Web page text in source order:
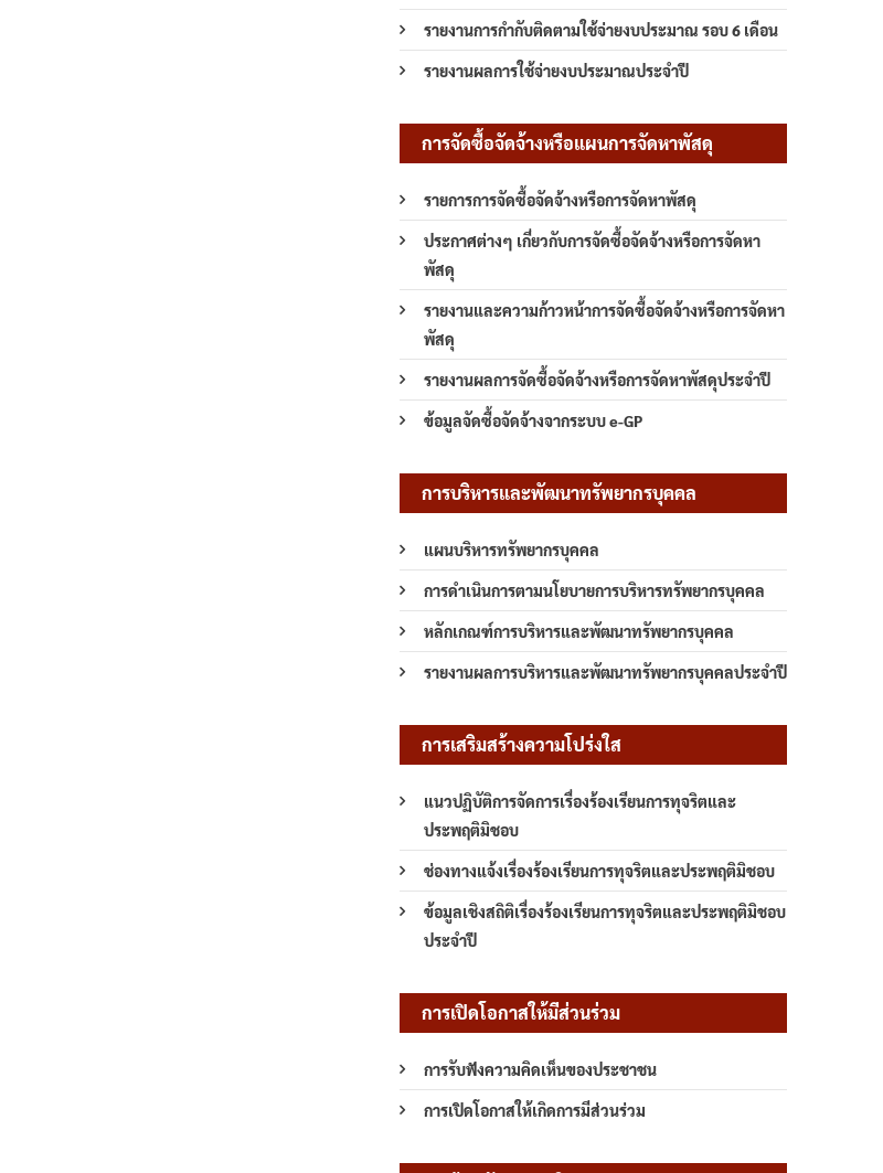
รายงานการกำกับติดตามใช้จ่ายงบประมาณ รอบ 6 เดือน
รายงานผลการใช้จ่ายงบประมาณประจำปี
การจัดซื้อจัดจ้างหรือแผนการจัดหาพัสดุ
รายการการจัดซื้อจัดจ้างหรือการจัดหาพัสดุ
ประกาศต่างๆ เกี่ยวกับการจัดซื้อจัดจ้างหรือการจัดหา
พัสดุ
รายงานและความก้าวหน้าการจัดซื้อจัดจ้างหรือการจัดหา
พัสดุ
รายงานผลการจัดซื้อจัดจ้างหรือการจัดหาพัสดุประจำปี
ข้อมูลจัดซื้อจัดจ้างจากระบบ e-GP
การบริหารและพัฒนาทรัพยากรบุคคล
แผนบริหารทรัพยากรบุคคล
การดำเนินการตามนโยบายการบริหารทรัพยากรบุคคล
หลักเกณฑ์การบริหารและพัฒนาทรัพยากรบุคคล
รายงานผลการบริหารและพัฒนาทรัพยากรบุคคลประจำปี
การเสริมสร้างความโปร่งใส
แนวปฏิบัติการจัดการเรื่องร้องเรียนการทุจริตและ
ประพฤติมิชอบ
ช่องทางแจ้งเรื่องร้องเรียนการทุจริตและประพฤติมิชอบ
ข้อมูลเชิงสถิติเรื่องร้องเรียนการทุจริตและประพฤติมิชอบ
ประจำปี
การเปิดโอกาสให้มีส่วนร่วม
การรับฟังความคิดเห็นของประชาชน
การเปิดโอกาสให้เกิดการมีส่วนร่วม